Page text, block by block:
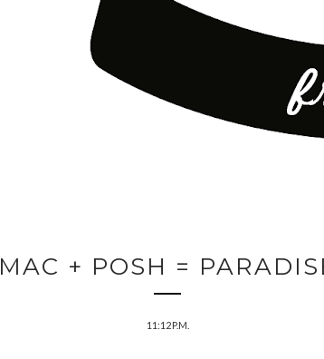
MAC + POSH =
11:12 P.M.